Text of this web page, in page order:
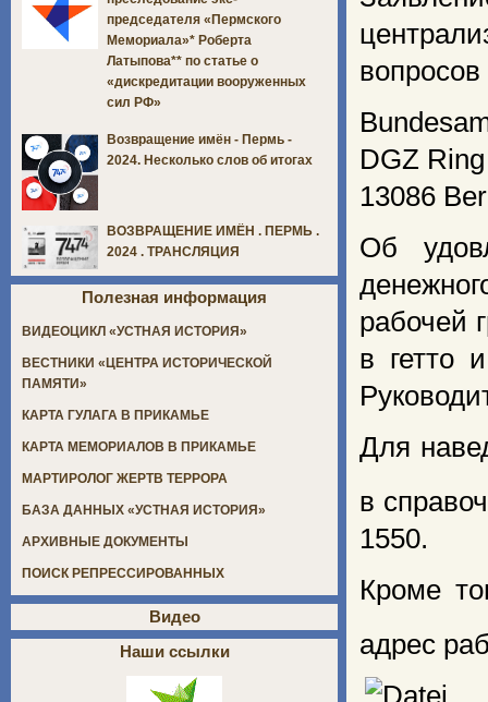
DGZ
13086
Об
рабочей
в гетто
Для
в
1550.
Кроме
адрес
председателя «Пермского
Мемориала»* Роберта
Латыпова** по статье о
«дискредитации вооруженных
сил РФ»
Возвращение имён - Пермь -
2024. Несколько слов об итогах
ВОЗВРАЩЕНИЕ ИМЁН . ПЕРМЬ .
2024 . ТРАНСЛЯЦИЯ
Полезная информация
ВИДЕОЦИКЛ «УСТНАЯ ИСТОРИЯ»
ВЕСТНИКИ «ЦЕНТРА ИСТОРИЧЕСКОЙ
ПАМЯТИ»
КАРТА ГУЛАГА В ПРИКАМЬЕ
КАРТА МЕМОРИАЛОВ В ПРИКАМЬЕ
МАРТИРОЛОГ ЖЕРТВ ТЕРРОРА
БАЗА ДАННЫХ «УСТНАЯ ИСТОРИЯ»
АРХИВНЫЕ ДОКУМЕНТЫ
ПОИСК РЕПРЕССИРОВАННЫХ
Видео
Наши ссылки